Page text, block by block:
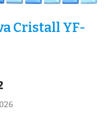
Сristall YF-